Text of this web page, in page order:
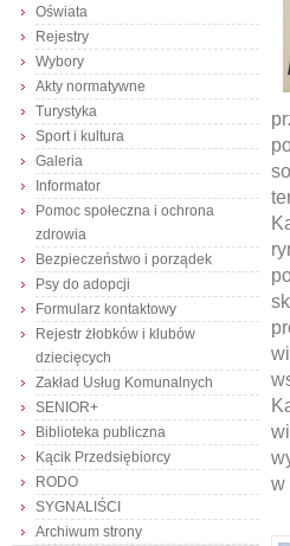
Oświata
Rejestry
Wybory
Akty normatywne
Turystyka
Sport i kultura
Galeria
Informator
Pomoc społeczna i ochrona
zdrowia
Bezpieczeństwo i porządek
Psy do adopcji
Formularz kontaktowy
Rejestr żłobków i klubów
dziecięcych
Zakład Usług Komunalnych
SENIOR+
Biblioteka publiczna
Kącik Przedsiębiorcy
RODO
SYGNALIŚCI
Archiwum strony
w